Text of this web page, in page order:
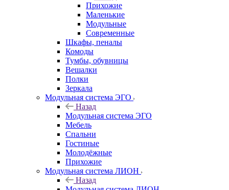
Прихожие
Маленькие
Модульные
Современные
Шкафы, пеналы
Комоды
Тумбы, обувницы
Вешалки
Полки
Зеркала
Модульная система ЭГО
Назад
Модульная система ЭГО
Мебель
Спальни
Гостиные
Молодёжные
Прихожие
Модульная система ЛИОН
Назад